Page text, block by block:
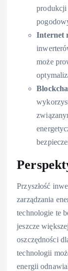
produkcji
Internet
może
Przyszłość
zarządzania
technologie te
jeszcze
oszczędności
technologii
energii